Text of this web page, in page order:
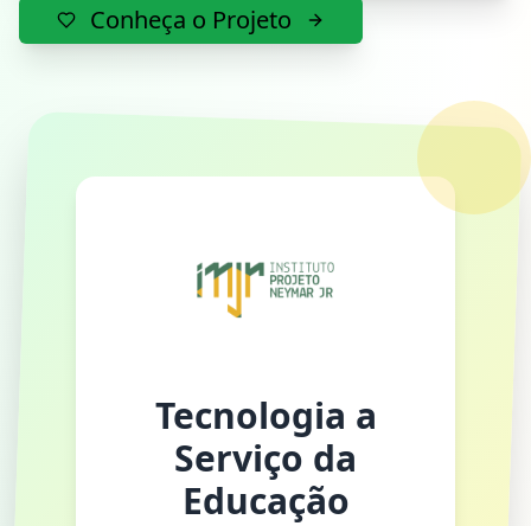
Conheça o Projeto
Tecnologia a
Serviço da
Educação